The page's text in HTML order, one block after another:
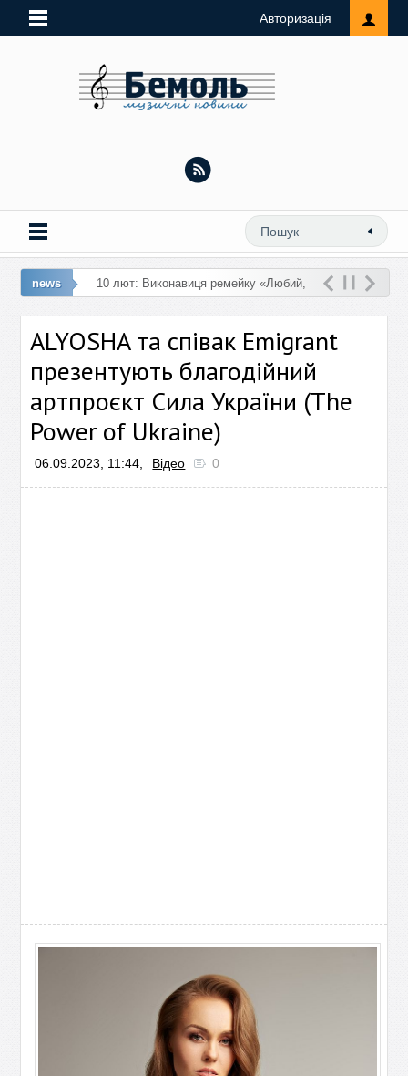
Авторизація
news 10 лют: Виконавиця ремейку «Любий,
«Замок з піску»
ALYOSHA та співак Emigrant
презентують благодійний
артпроєкт Сила України (The
Power of Ukraine)
06.09.2023, 11:44, Відео 0